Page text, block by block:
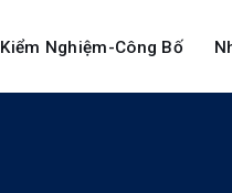
Kiểm Nghiệm-Công Bố